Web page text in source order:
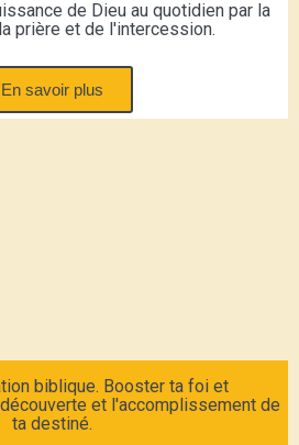
de Dieu au quotidien par la
prière et de l'intercession.
En savoir plus
biblique. Booster ta foi et
et l'accomplissement de
ta destiné.